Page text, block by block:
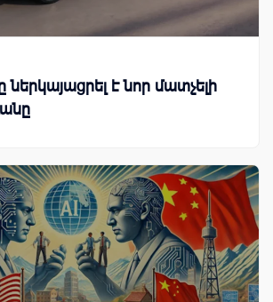
ներկայացրել է նոր մատչելի